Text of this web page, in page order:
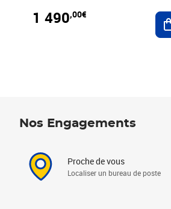
1 490,00€
Nos Engagements
Proche de vous
Localiser un bureau de poste